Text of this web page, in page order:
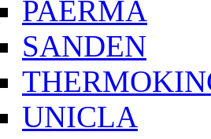
PAERMA
SANDEN
UNICLA